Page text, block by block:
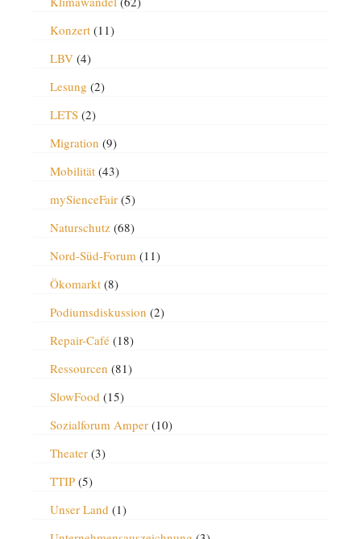
Konzert(11)
LBV(4)
Lesung (2)
LETS(2)
Migration (9)
Mobilität(43)
mySienceFair(5)
Naturschutz(68)
Nord-Süd-Forum (11)
Ökomarkt(8)
Podiumsdiskussion (2)
Repair-Café(18)
Ressourcen (81)
SlowFood (15)
Sozialforum Amper(10)
Theater(3)
TTIP(5)
Unser Land (1)